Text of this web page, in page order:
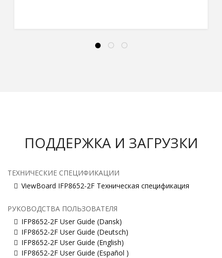
ПОДДЕРЖКА И ЗАГРУЗКИ
ТЕХНИЧЕСКИЕ СПЕЦИФИКАЦИИ
ViewBoard IFP8652-2F Техническая спецификация
РУКОВОДСТВА ПОЛЬЗОВАТЕЛЯ
IFP8652-2F User Guide (Dansk)
IFP8652-2F User Guide (Deutsch)
IFP8652-2F User Guide (English)
IFP8652-2F User Guide (Español )